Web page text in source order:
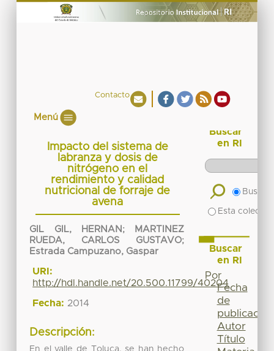
Contacto
Menú
Impacto del sistema de
labranza y dosis de
nitrógeno en el
rendimiento y calidad
nutricional de forraje de
avena
GIL GIL, HERNAN ;
MARTINEZ
RUEDA, CARLOS GUSTAVO;
Estrada Campuzano, Gaspar
URI:
http://hdl.handle.net/20.500.11799/40204
Fecha: 2014
Descripción:
En el valle de Toluca, se han hecho
Buscar
en RI
Buscar
Esta
Buscar
en RI
Por
Fecha
de
publicación
Autor
Título